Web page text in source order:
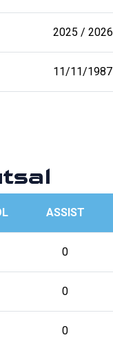
2025 /
11/11/1987
ASSIST
0
0
0